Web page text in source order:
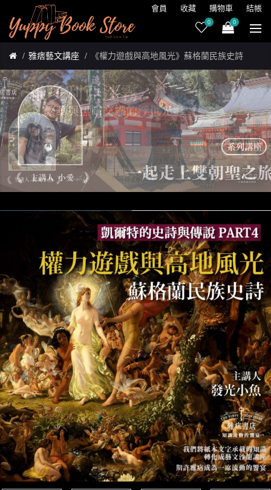
會員 收藏 購物車 結帳
0 0
雅痞藝文講座 《權力遊戲與高地風光》蘇格蘭民族史詩